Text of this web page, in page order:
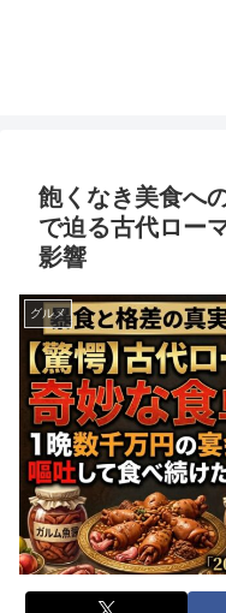
飽くなき美食へ
で迫る古代ロー
影響
グルメ